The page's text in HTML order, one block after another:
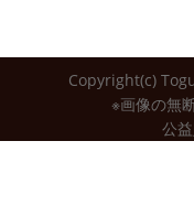
Copyright(c)
※画像の無
公